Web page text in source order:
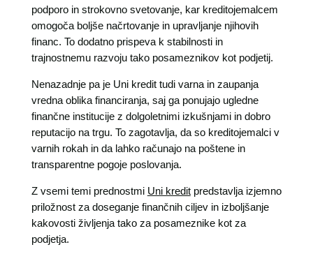
podporo in strokovno svetovanje, kar kreditojemalcem
omogoča boljše načrtovanje in upravljanje njihovih
financ. To dodatno prispeva k stabilnosti in
trajnostnemu razvoju tako posameznikov kot podjetij.
Nenazadnje pa je Uni kredit tudi varna in zaupanja
vredna oblika financiranja, saj ga ponujajo ugledne
finančne institucije z dolgoletnimi izkušnjami in dobro
reputacijo na trgu. To zagotavlja, da so kreditojemalci v
varnih rokah in da lahko računajo na poštene in
transparentne pogoje poslovanja.
Z vsemi temi prednostmi Uni kreditpredstavlja izjemno
priložnost za doseganje finančnih ciljev in izboljšanje
kakovosti življenja tako za posameznike kot za
podjetja.